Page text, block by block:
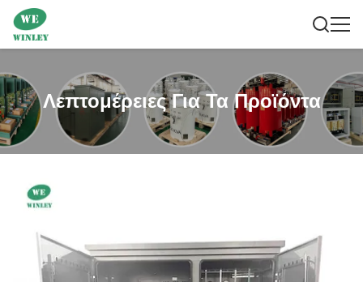
Λεπτομέρειες Για Τα Προϊόντα